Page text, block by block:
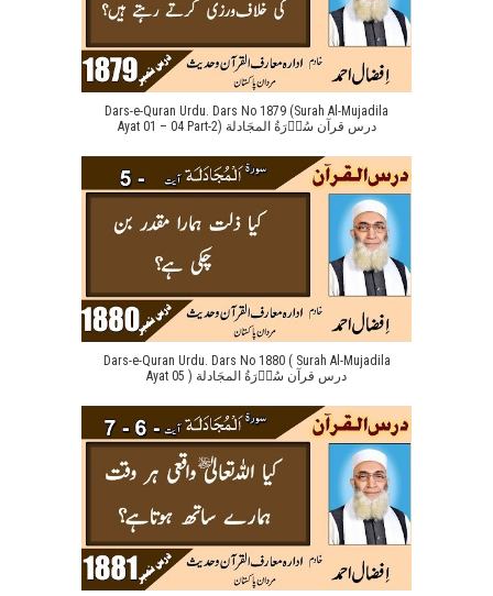
Dars-e-Quran Urdu. Dars No 1879 (Surah Al-Mujadila
Ayat 01 – 04 Part-2) درس قرآن سُوۡرَةُ المجَادلة
Dars-e-Quran Urdu. Dars No 1880 ( Surah Al-Mujadila
Ayat 05 ) درس قرآن سُوۡرَةُ المجَادلة